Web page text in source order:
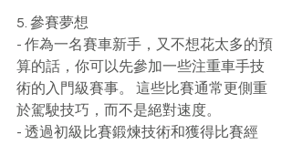
5. 參賽夢想
- 作為一名賽車新手，又不想花太多的預
算的話，你可以先參加一些注重車手技
術的入門級賽事。 這些比賽通常更側重
於駕駛技巧，而不是絕對速度。
- 透過初級比賽鍛煉技術和獲得比賽經